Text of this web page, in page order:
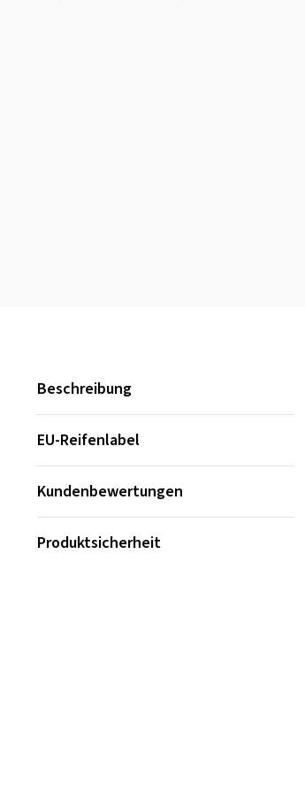
Beschreibung
EU-Reifenlabel
Kundenbewertungen
Produktsicherheit